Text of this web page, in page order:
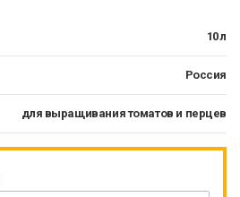
10 л
Россия
для выращивания томатов и перцев